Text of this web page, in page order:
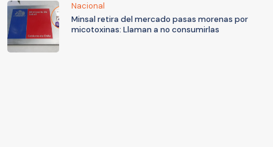
Nacional
Minsal retira del mercado pasas morenas por
micotoxinas: Llaman a no consumirlas